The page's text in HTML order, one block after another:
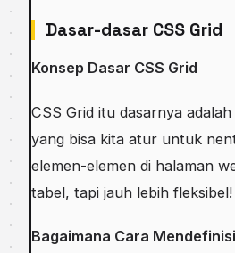
Dasar-dasar CSS Grid
Konsep Dasar CSS Grid
CSS Grid itu dasarnya adalah
yang bisa kita atur untuk
elemen-elemen di halaman
tabel, tapi jauh lebih fleksibel!
Bagaimana Cara